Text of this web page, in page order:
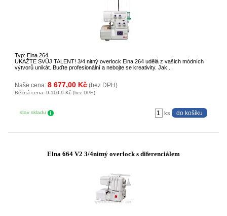
Typ: Elna 264
UKAŽTE SVŮJ TALENT! 3/4 nitný overlock Elna 264 udělá z vašich módních
výtvorů unikát. Buďte profesionální a nebojte se kreativity. Jak...
Naše cena: 8 677,00 Kč (bez DPH)
Běžná cena: 9 110,9 Kč (bez DPH)
stav skladu ks
Elna 664 V2 3/4nitný overlock s diferenciálem